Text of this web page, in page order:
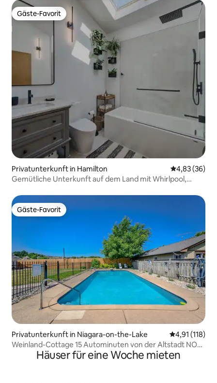
Gäste-Favorit
Gäste-Favorit
Privatunterkunft in Hamilton
4,83 (36)
Gemütliche Unterkunft auf dem Land mit Whirlpool,
Gäste-Favorit
Gäste-Favorit
Privatunterkunft in Niagara-on-the-Lake
4,91 (118)
Weinland-Cottage 15 Autominuten von der Altstadt NOTL
entferntHäuser für eine Woche mieten